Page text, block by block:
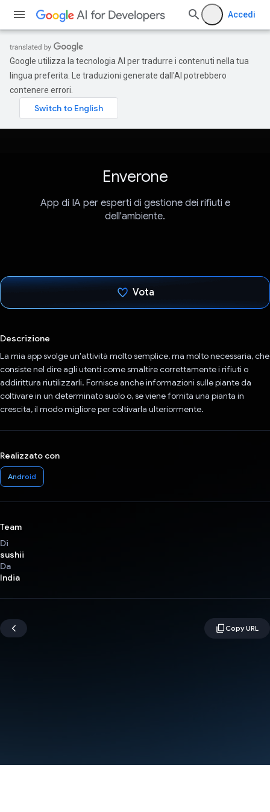
Accedi
Google utilizza la tecnologia AI per tradurre i contenuti nella tua
lingua preferita. Le traduzioni generate dall'AI potrebbero
contenere errori.
Enverone
App di IA per esperti di gestione dei rifiuti e
dell'ambiente.
Vota
Descrizione
La mia app svolge un'attività molto semplice, ma molto necessaria, che
consiste nel dire agli utenti come smaltire correttamente i rifiuti o
addirittura riutilizzarli. Fornisce anche informazioni sulle piante da
coltivare in un determinato suolo o, se viene fornita una pianta in
crescita, il modo migliore per coltivarla ulteriormente.
Realizzato con
Android
Team
Di
sushii
Da
India